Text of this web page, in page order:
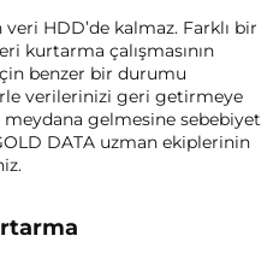
HDD’de kalmaz. Farklı bir
kurtarma çalışmasının
benzer bir durumu
verilerinizi geri getirmeye
meydana gelmesine sebebiyet
DATA uzman ekiplerinin